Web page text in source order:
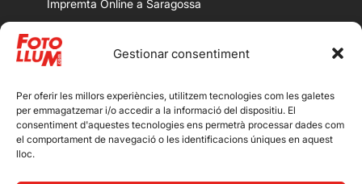
Gestionar consentiment
Per oferir les millors experiències, utilitzem tecnologies com les galetes
per emmagatzemar i/o accedir a la informació del dispositiu. El
consentiment d'aquestes tecnologies ens permetrà processar dades com
el comportament de navegació o les identificacions úniques en aquest
lloc.
Impremta Online a Saragossa
Les nostres botigues
25008 Lleida.
Magdalena: Calle Magdalena, 13,
25007 Lleida.